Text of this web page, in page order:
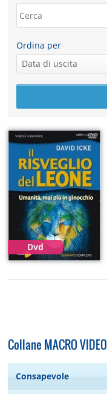
Ordina per
Dvd
Collane MACRO VIDEO
Consapevole